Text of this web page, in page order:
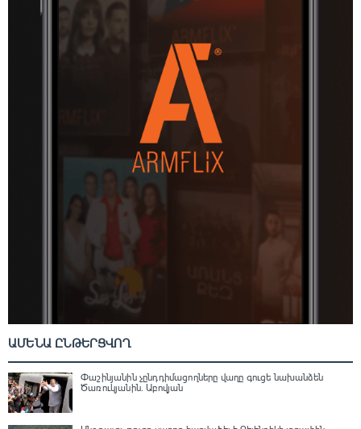
ԱՄԵՆԱ ԸՆԹԵՐՑՎՈՂ
Փաշինյանին չընդդիմացողները վաղը գուցե նախանձեն
Ծառուկյանին. Աբովյան